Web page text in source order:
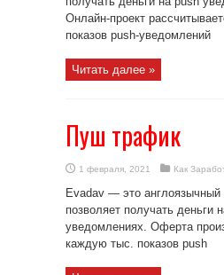
Онлайн-проект
показов push-уведомлений
Читать далее »
Пуш трафик
1 февраля, 2021 Как
Evadav — это англоязычный
позволяет получать деньги
уведомлениях. Оферта
каждую тыс. показов push